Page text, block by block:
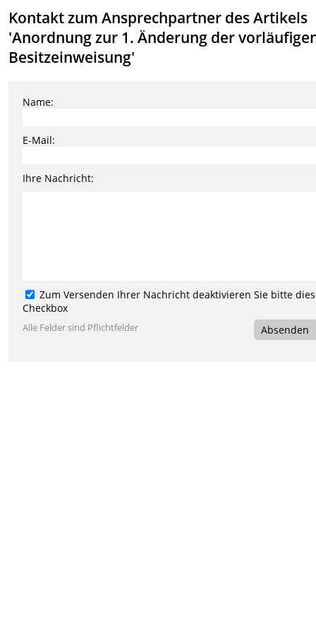
Kontakt zum Ansprechpartner des Artikels
'Anordnung zur 1. Änderung der
Besitzeinweisung'
Name:
E-Mail:
Ihre Nachricht:
Zum Versenden Ihrer Nachricht deaktivieren Sie bitte
Checkbox
Alle Felder sind Pflichtfelder Absenden